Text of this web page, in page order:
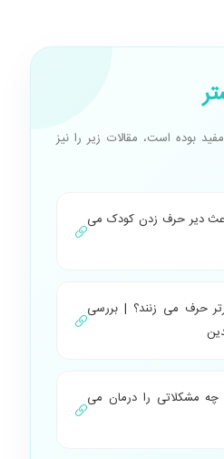
بوده است، مقالات زیر را نیز
دیر حرف زدن کودک می
حرف می زنند؟ | بررسی
چه مشکلاتی را درمان می